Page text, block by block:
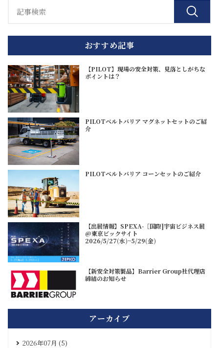
おすすめ記事
【PILOT】現場の安全対策、見落としがちな
ポイントは？
PILOTベルトバリア マグネットセットのご紹
介
PILOTベルトバリア コーンセットのご紹介
【出展情報】SPEXA-［国際]宇宙ビジネス展
@東京ビックサイト
2026/5/27(水)~5/29(金)
【新安全対策製品】Barrier Group社代理店
締結のお知らせ
アーカイブ
2026年07月 (5)